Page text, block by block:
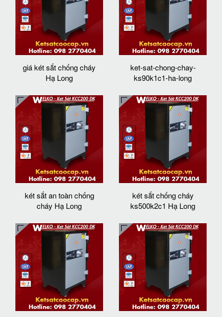
giá két sắt chống cháy
Hạ Long
ket-sat-chong-chay-
ks90k1c1-ha-long
két sắt an toàn chống
cháy Hạ Long
két sắt chống cháy
ks500k2c1 Hạ Long